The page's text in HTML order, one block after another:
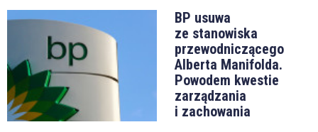
BP usuwa
ze stanowiska
przewodniczącego
Alberta Manifolda.
Powodem kwestie
zarządzania
i zachowania